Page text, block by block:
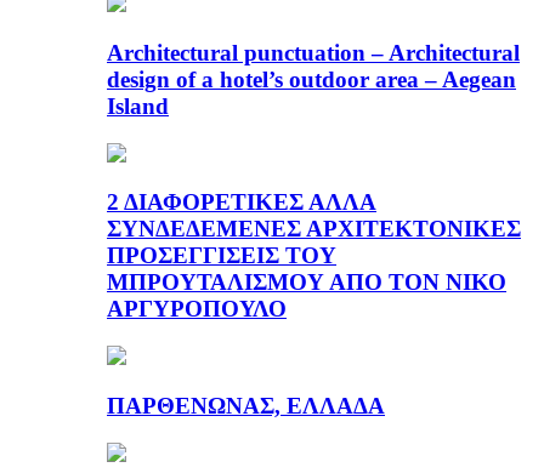
Architectural punctuation – Architectural
design of a hotel’s outdoor area – Aegean
Island
2 ΔΙΑΦΟΡΕΤΙΚΕΣ ΑΛΛΑ
ΣΥΝΔΕΔΕΜΕΝΕΣ ΑΡΧΙΤΕΚΤΟΝΙΚΕΣ
ΠΡΟΣΕΓΓΙΣΕΙΣ ΤΟΥ
ΜΠΡΟΥΤΑΛΙΣΜΟΥ ΑΠΟ ΤΟΝ ΝΙΚΟ
ΑΡΓΥΡΟΠΟΥΛΟ
ΠΑΡΘΕΝΩΝΑΣ, ΕΛΛΑΔΑ